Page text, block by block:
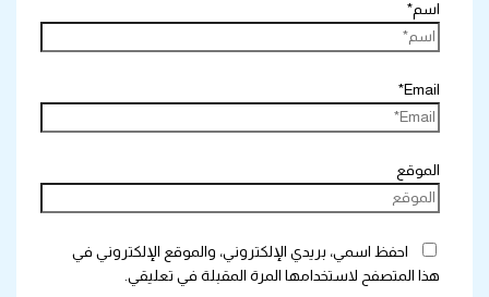
اسم*
Email*
الموقع
احفظ اسمي، بريدي الإلكتروني، والموقع الإلكتروني في
هذا المتصفح لاستخدامها المرة المقبلة في تعليقي.